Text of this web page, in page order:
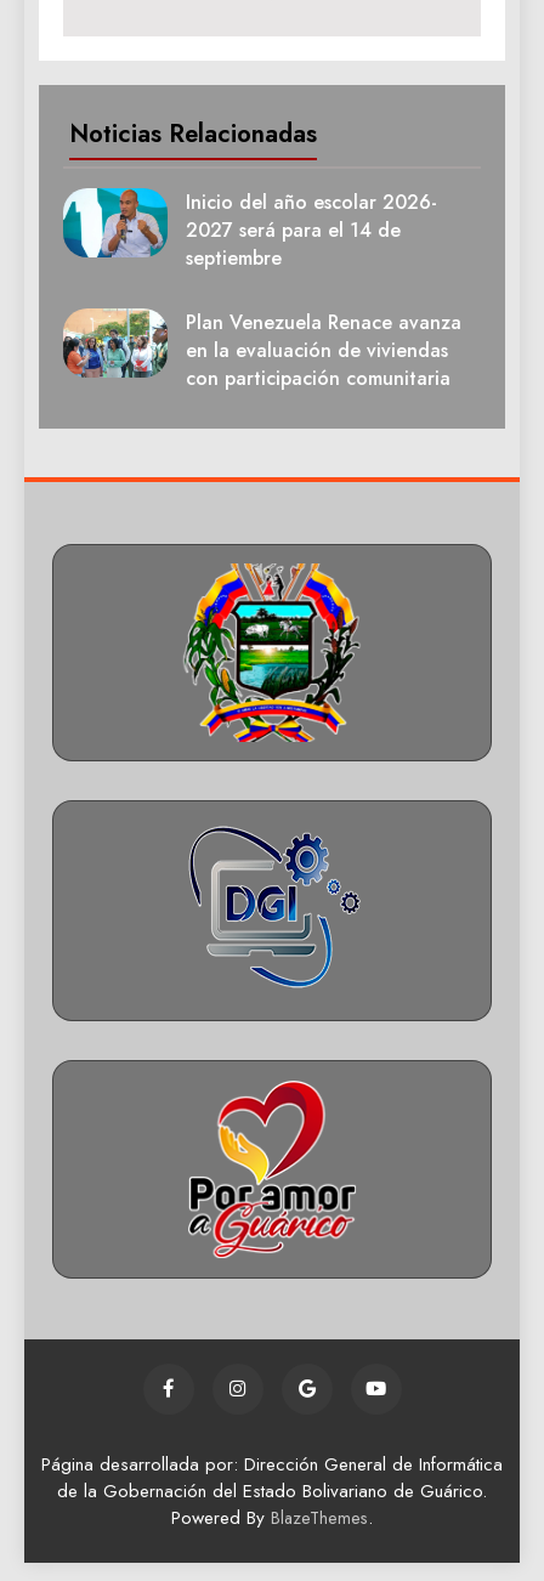
Noticias Relacionadas
Inicio del año escolar 2026-
2027 será para el 14 de
septiembre
Plan Venezuela Renace avanza
en la evaluación de viviendas
con participación comunitaria
Página desarrollada por: Dirección General de Informática
de la Gobernación del Estado Bolivariano de Guárico.
Powered By BlazeThemes.